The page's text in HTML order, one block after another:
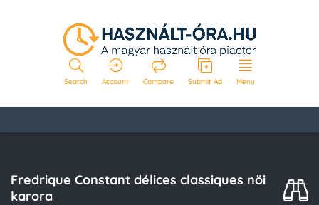
Search Account Compare Submit Ad Menu
Fredrique Constant délices classiques nöi
karora